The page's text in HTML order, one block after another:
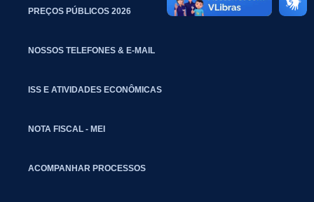
PREÇOS PÚBLICOS 2026
NOSSOS TELEFONES & E-MAIL
ISS E ATIVIDADES ECONÔMICAS
NOTA FISCAL - MEI
ACOMPANHAR PROCESSOS